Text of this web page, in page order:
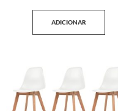
ADICIONAR